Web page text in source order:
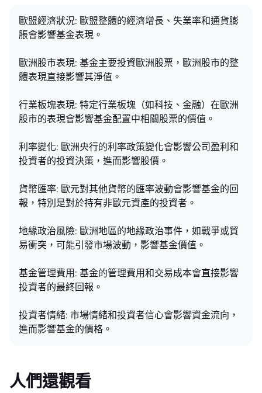
歐盟經濟狀況: 歐盟整體的經濟增長、失業率和通貨膨
脹會影響基金表現。
歐洲股市表現: 基金主要投資歐洲股票，歐洲股市的整
體表現直接影響其淨值。
行業板塊表現: 特定行業板塊（如科技、金融）在歐洲
股市的表現會影響基金配置中相關股票的價值。
利率變化: 歐洲央行的利率政策變化會影響公司盈利和
投資者的投資決策，進而影響股價。
貨幣匯率: 歐元對其他貨幣的匯率波動會影響基金的回
報，特別是對於持有非歐元資產的投資者。
地緣政治風險: 歐洲地區的地緣政治事件，如戰爭或貿
易衝突，可能引發市場波動，影響基金價值。
基金管理費用: 基金的管理費用和交易成本會直接影響
投資者的最終回報。
投資者情緒: 市場情緒和投資者信心會影響資金流向，
進而影響基金的價格。
人們還觀看